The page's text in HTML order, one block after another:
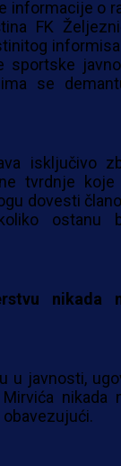
informacije o
FK
sportske
se
isključivo
tvrdnje koje
dovesti
ostanu
nikada
u javnosti,
nikada